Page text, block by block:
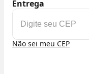
Entrega
Não sei meu CEP